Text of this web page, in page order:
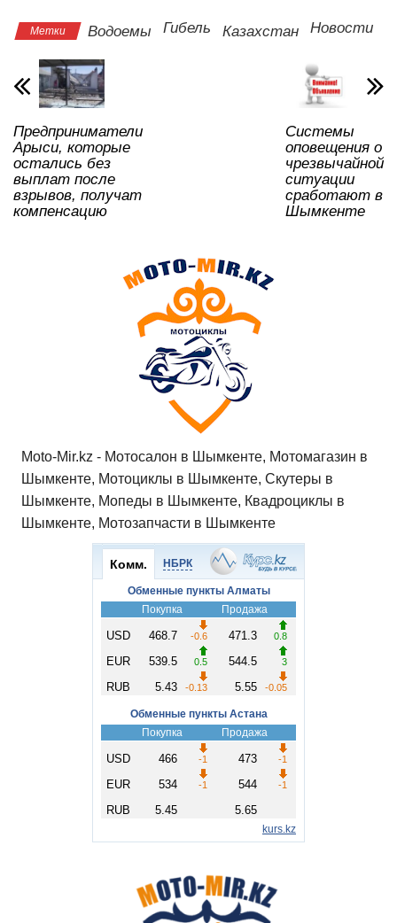
s
A
p
p
e
b
o
o
k
er
o
gr u
а
и
Метки Водоемы Гибель Казахстан Новости
Предприниматели
Арыси, которые
остались без
выплат после
взрывов, получат
компенсацию
Системы
оповещения о
чрезвычайной
ситуации
сработают в
Шымкенте
Moto-Mir.kz - Мотосалон в Шымкенте, Мотомагазин в
Шымкенте, Мотоциклы в Шымкенте, Скутеры в
Шымкенте, Мопеды в Шымкенте, Квадроциклы в
Шымкенте, Мотозапчасти в Шымкенте